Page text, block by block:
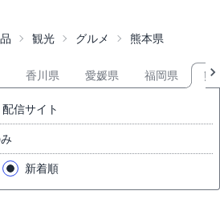
観光 グルメ 熊本県
香川県 愛媛県 福岡県 熊
配信サイト
新着順